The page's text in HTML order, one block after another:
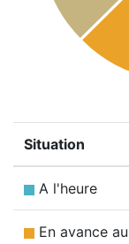
Situation
A l'heure
En avance